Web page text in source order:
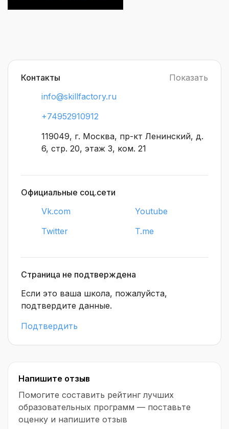
Контакты
Показать
info@skillfactory.ru
+74952910912
119049, г. Mосква, пр-кт Ленинский, д.
6, стр. 20, этаж 3, ком. 21
Официальные соц.сети
Vk.com
Youtube
Twitter
T.me
Страница не подтверждена
Если это ваша школа, пожалуйста,
подтвердите данные.
Подтвердить
Напишите отзыв
Помогите составить рейтинг лучших
образовательных программ — поставьте
оценку и напишите отзыв